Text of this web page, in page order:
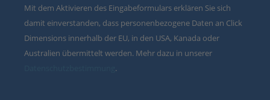
Mit dem Aktivieren des Eingabeformulars erklären Sie sich
damit einverstanden, dass personenbezogene Daten an Click
Dimensions innerhalb der EU, in den USA, Kanada oder
Australien übermittelt werden. Mehr dazu in unserer
.